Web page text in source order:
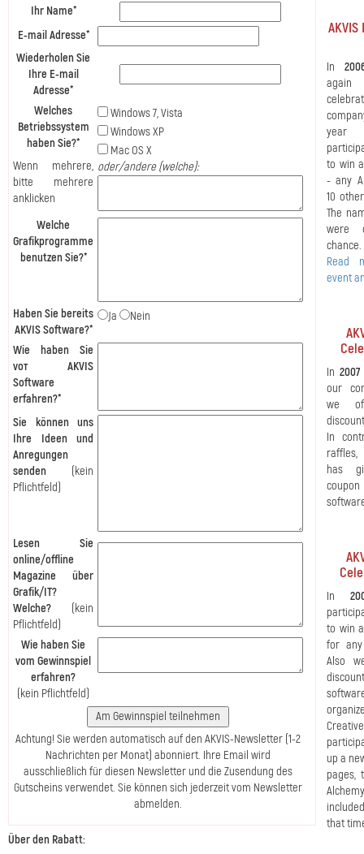
Ihr Name*
E-mail Adresse*
Wiederholen Sie
Ihre E-mail
Adresse*
Welches
Betriebssystem
haben Sie?*
Wenn mehrere,
bitte mehrere
anklicken
Windows 7, Vista
Windows XP
Mac OS X
oder/andere (welche):
Welche
Grafikprogramme
benutzen Sie?*
Haben Sie bereits
AKVIS Software?*
Ja Nein
Wie haben Sie
voт AKVIS
Software
erfahren?*
Sie können uns
Ihre Ideen und
Anregungen
senden (kein
Pflichtfeld)
Lesen Sie
online/offline
Magazine über
Grafik/IT?
Welche? (kein
Pflichtfeld)
Wie haben Sie
vom Gewinnspiel
erfahren?
(kein Pflichtfeld)
Achtung! Sie werden automatisch auf den AKVIS-Newsletter (1-2
Nachrichten per Monat) abonniert. Ihre Email wird
ausschließlich für diesen Newsletter und die Zusendung des
Gutscheins verwendet. Sie können sich jederzeit vom Newsletter
abmelden.
Über den Rabatt:
In
to win
- any
10
The
were
chance.
Read
event
In 2007
our
we
In
has
In
to win
for any
Also
up a
pages,
that